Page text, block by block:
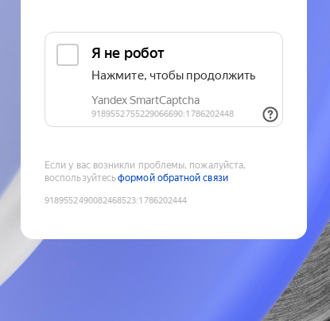
Если у вас возникли проблемы, пожалуйста,
воспользуйтесьформой обратной связи
9189552490082468523:1786202444